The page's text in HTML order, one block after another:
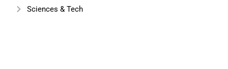
Sciences & Tech